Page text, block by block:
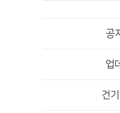
공
업
건